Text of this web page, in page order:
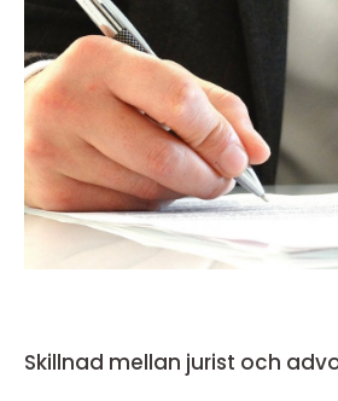
Skillnad mellan jurist och